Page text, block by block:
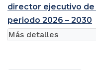
director ejecutivo de
periodo 2026 – 2030
Más detalles